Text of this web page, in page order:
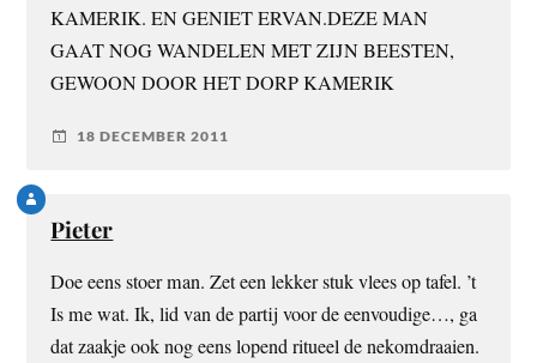
KAMERIK. EN GENIET ERVAN.DEZE MAN
GAAT NOG WANDELEN MET ZIJN BEESTEN,
GEWOON DOOR HET DORP KAMERIK
18 DECEMBER 2011
Pieter
Doe eens stoer man. Zet een lekker stuk vlees op tafel. ’t
Is me wat. Ik, lid van de partij voor de eenvoudige…, ga
dat zaakje ook nog eens lopend ritueel de nekomdraaien.